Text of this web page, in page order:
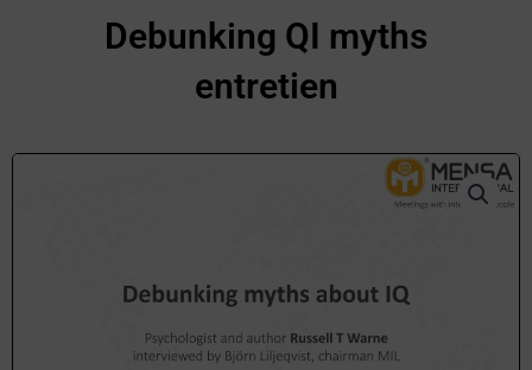
Debunking QI myths
entretien